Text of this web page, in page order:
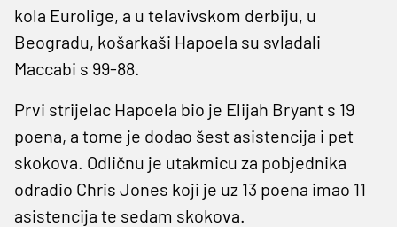
kola Eurolige, a u telavivskom derbiju, u
Beogradu, košarkaši Hapoela su svladali
Maccabi s 99-88.
Prvi strijelac Hapoela bio je Elijah Bryant s 19
poena, a tome je dodao šest asistencija i pet
skokova. Odličnu je utakmicu za pobjednika
odradio Chris Jones koji je uz 13 poena imao 11
asistencija te sedam skokova.